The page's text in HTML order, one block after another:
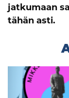
jatkumaan
tähän asti.